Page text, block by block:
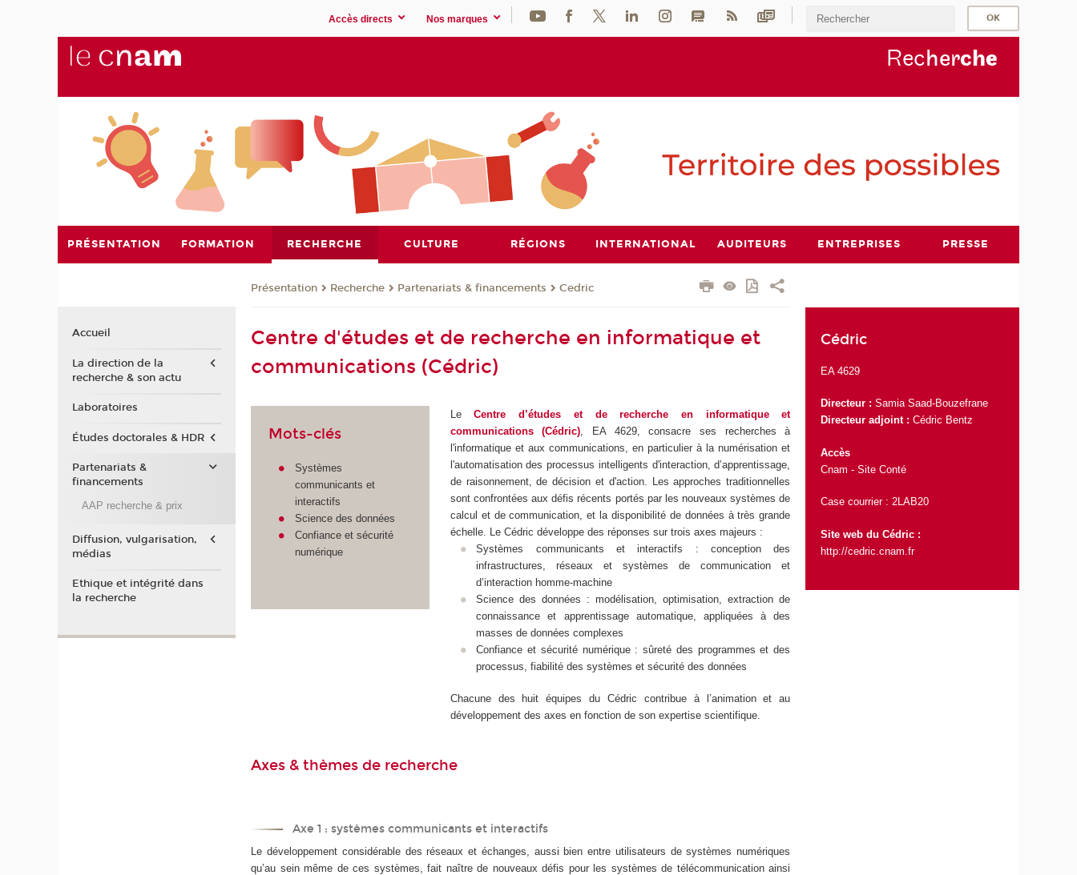
Accès directs Nos marques
Recherche
PRÉSENTATION FORMATION RECHERCHE CULTURE RÉGIONS INTERNATIONAL AUDITEURS ENTREPRISES PRESSE
Présentation Recherche Partenariats & financements Cedric
Centre d'études et de recherche en informatique et
communications (Cédric)
Mots-clés
Systèmes
communicants et
interactifs
Science des données
Confiance et sécurité
numérique
LeCentre d’études et de recherche en informatique et
communications (Cédric) , EA 4629,
consacre ses recherches à
l'informatique et aux communications, en particulier à la numérisation et
l'automatisation des processus intelligents d'interaction, d’apprentissage,
de raisonnement, de décision et d'action. Les approches traditionnelles
sont confrontées aux défis récents portés par les nouveaux systèmes de
calcul et de communication, et la disponibilité de données à très grande
échelle. Le Cédric développe des réponses sur trois axes majeurs :
Systèmes communicants et interactifs : conception des
infrastructures, réseaux et systèmes de communication et
d’interaction homme-machine
Science des données : modélisation, optimisation, extraction de
connaissance et apprentissage automatique, appliquées à des
masses de données complexes
Confiance et sécurité numérique : sûreté des programmes et des
processus, fiabilité des systèmes et sécurité des données
Chacune des huit équipes du Cédric contribue à l’animation et au
développement des axes en fonction de son expertise scientifique.
Axes & thèmes de recherche
Axe 1 : systèmes communicants et interactifs
Le développement considérable des réseaux et échanges, aussi bien entre utilisateurs de systèmes numériques
qu’au sein même de ces systèmes, fait naître de nouveaux défis pour les systèmes de télécommunication ainsi
Cédric
EA 4629
Directeur : Samia Saad-Bouzefrane
Directeur adjoint : Cédric Bentz
Accès
Cnam - Site Conté
Case courrier : 2LAB20
Site web du Cédric :
http://cedric.cnam.fr
Accueil
La direction de la
recherche & son actu
Laboratoires
Études doctorales & HDR
Partenariats &
financements
AAP recherche & prix
Diffusion, vulgarisation,
médias
Ethique et intégrité dans
la recherche